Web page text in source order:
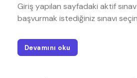
Giriş yapılan sayfadaki aktif
başvurmak istediğiniz sınavı
Devamını oku